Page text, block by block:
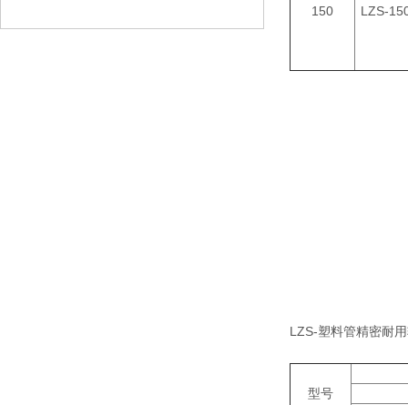
150 LZS-
LZS-塑料管精密耐
型号